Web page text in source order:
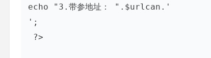
echo "3.带参地址： ".$urlcan.'
';